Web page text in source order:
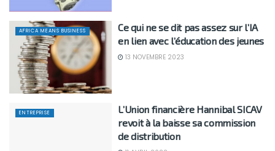
AFRICA MEANS BUSINESS
Ce qui ne se dit pas assez sur l’IA
en lien avec l’éducation des jeunes
13 NOVEMBRE 2023
ENTREPRISE
L’Union financière Hannibal SICAV
revoit à la baisse sa commission
de distribution